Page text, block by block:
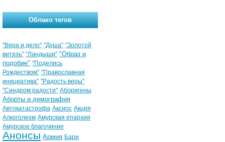
Облако тегов
"Вера и дело" "Душа" "Золотой
витязь" "Ландыши" "Образ и
подобие" "Поделись
Рождеством" "Православная
инициатива" "Радость веры"
"Синдром радости" Аборигены
Аборты и демография
Автокатастрофа Аксиос Акция
Алкоголизм Амурская епархия
Амурское благочиние
Анонсы Армия Бари